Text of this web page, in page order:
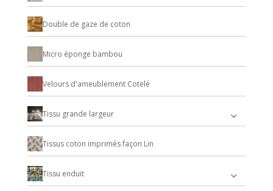
Double de gaze de coton
Micro éponge bambou
Velours d'ameublement Cotelé
Tissu grande largeur
Tissus coton imprimés façon Lin
Tissu enduit